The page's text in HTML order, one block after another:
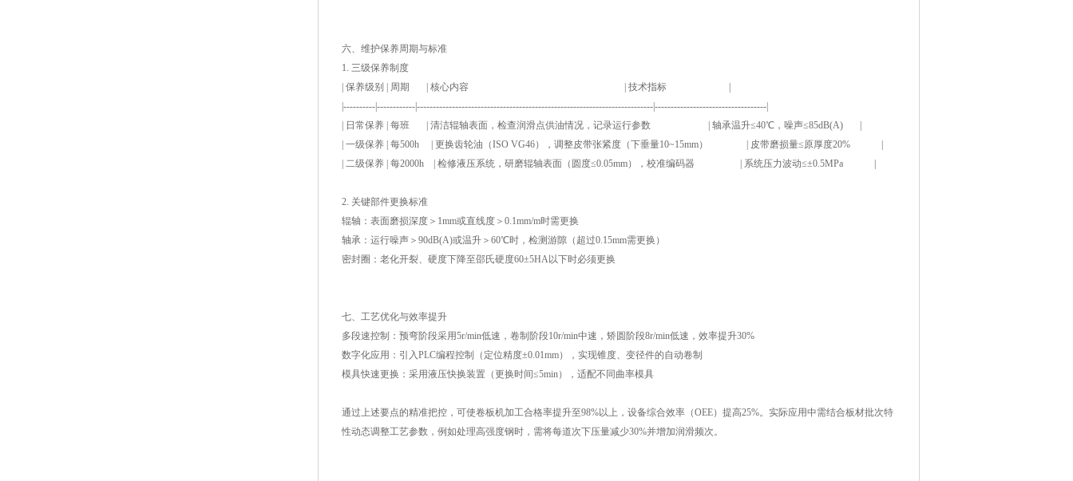
六、维护保养周期与标准
1. 三级保养制度
| 保养级别 | 周期 | 核心内容 | 技术指标 |
|----------|------------|--------------------------------------------------------------------------|-----------------------------------|
| 日常保养 | 每班 | 清洁辊轴表面，检查润滑点供油情况，记录运行参数 | 轴承温升≤40℃，噪声≤85dB(A) |
| 一级保养 | 每500h | 更换齿轮油（ISO VG46），调整皮带张紧度（下垂量10~15mm） | 皮带磨损量≤原厚度20% |
| 二级保养 | 每2000h | 检修液压系统，研磨辊轴表面（圆度≤0.05mm），校准编码器 | 系统压力波动≤±0.5MPa |
2. 关键部件更换标准
辊轴：表面磨损深度＞1mm或直线度＞0.1mm/m时需更换
轴承：运行噪声＞90dB(A)或温升＞60℃时，检测游隙（超过0.15mm需更换）
密封圈：老化开裂、硬度下降至邵氏硬度60±5HA以下时必须更换
七、工艺优化与效率提升
多段速控制：预弯阶段采用5r/min低速，卷制阶段10r/min中速，矫圆阶段8r/min低速，效率提升30%
数字化应用：引入PLC编程控制（定位精度±0.01mm），实现锥度、变径件的自动卷制
模具快速更换：采用液压快换装置（更换时间≤5min），适配不同曲率模具
通过上述要点的精准把控，可使卷板机加工合格率提升至98%以上，设备综合效率（OEE）提高25%。实际应用中需结合板材批次特
性动态调整工艺参数，例如处理高强度钢时，需将每道次下压量减少30%并增加润滑频次。